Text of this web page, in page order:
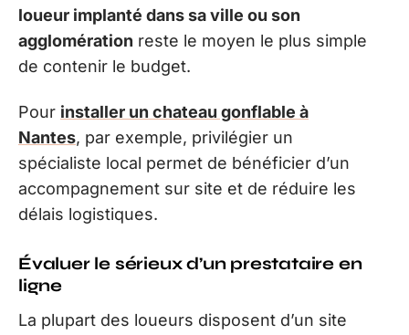
loueur implanté dans sa ville ou son
agglomération reste le moyen le plus simple
de contenir le budget.
Pour installer un chateau gonflable à
Nantes, par exemple, privilégier un
spécialiste local permet de bénéficier d’un
accompagnement sur site et de réduire les
délais logistiques.
Évaluer le sérieux d’un prestataire en
ligne
La plupart des loueurs disposent d’un site